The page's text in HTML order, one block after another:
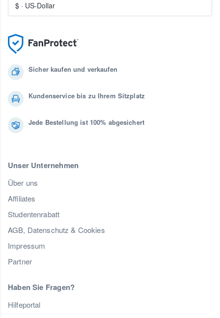
Sicher kaufen und verkaufen
Kundenservice bis zu Ihrem Sitzplatz
Jede Bestellung ist 100% abgesichert
Unser Unternehmen
Über uns
Affiliates
Studentenrabatt
AGB, Datenschutz & Cookies
Impressum
Partner
Haben Sie Fragen?
Hilfeportal
$ · US-Dollar